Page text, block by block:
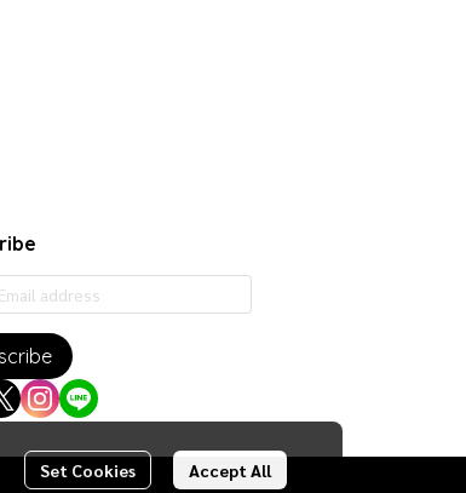
Set Cookies Accept All